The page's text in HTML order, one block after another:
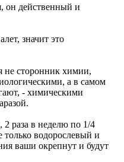
он действенный и
значит это
не сторонник химии,
а в самом
- химическими
2 раза в неделю по 1/4
только водорослевый и
ваши окрепнут и будут